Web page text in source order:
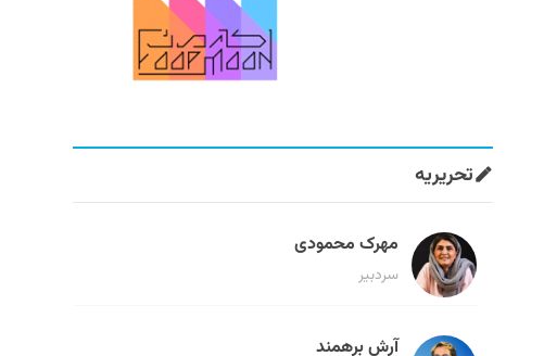
تحریریه
مهرک محمودی
سردبیر
آرش برهمند